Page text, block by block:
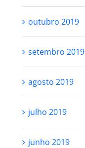
outubro 2019
setembro 2019
agosto 2019
julho 2019
junho 2019